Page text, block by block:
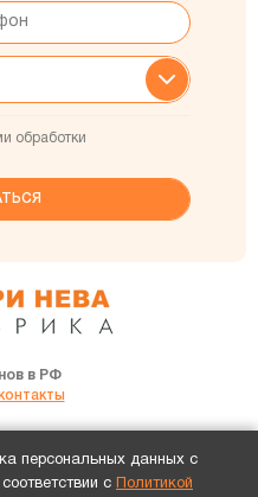
обработки
в РФ
персональных данных с
с
Политикой